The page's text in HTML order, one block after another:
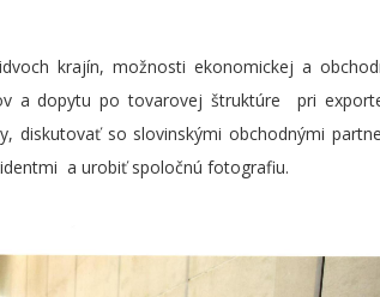
krajín, možnosti ekonomickej a
a dopytu po tovarovej štruktúre pri
diskutovať so slovinskými obchodnými
a urobiť spoločnú fotografiu.